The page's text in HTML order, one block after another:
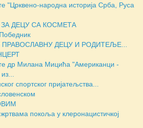
"Црквено-народна историја Срба, Руса
ДЕЦУ СА КОСМЕТА
ПРАВОСЛАВНУ ДЕЦУ И РОДИТЕЉЕ...
др Милана Мицића "Американци -
спортског пријатељства...
покоља у клеронацистичкој